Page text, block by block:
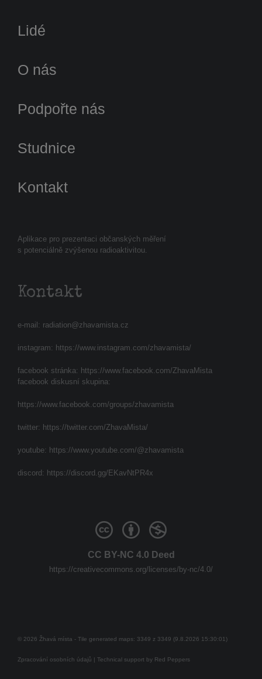
Aplikace pro prezentaci občanských měření
s potenciálně zvýšenou radioaktivitou.
Kontakt
e-mail: radiation@zhavamista.cz
instagram: https://www.instagram.com/zhavamista/
facebook stránka: https://www.facebook.com/ZhavaMista
facebook diskusní skupina:
https://www.facebook.com/groups/zhavamista
twitter: https://twitter.com/ZhavaMista/
youtube: https://www.youtube.com/@zhavamista
discord: https://discord.gg/EKavNtPR4x
Lidé
O nás
Podpořte nás
Studnice
Kontakt
CC BY-NC 4.0 Deed
https://creativecommons.org/licenses/by-nc/4.0/
© 2026 Žhavá místa - Tile generated maps: 3349 z 3349 (9.8.2026 15:30:01)
Zpracování osobních údajů | Technical support by Red Peppers